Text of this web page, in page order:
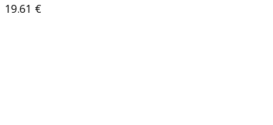
19.61 €